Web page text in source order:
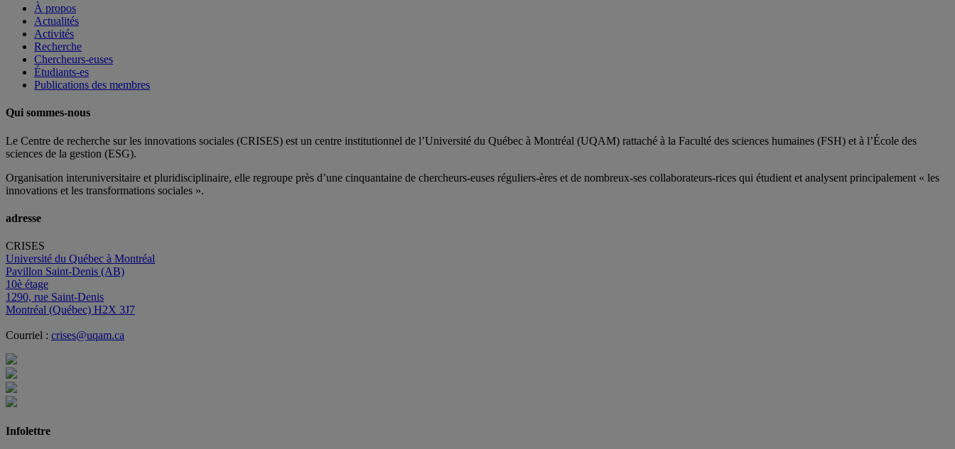
À propos
Actualités
Activités
Recherche
Chercheurs-euses
Étudiants-es
Publications des membres
Qui sommes-nous
Le Centre de recherche sur les innovations sociales (CRISES) est un centre institutionnel de l’Université du Québec à Montréal (UQAM) rattaché à la Faculté des sciences humaines (FSH) et à l’École des
sciences de la gestion (ESG).
Organisation interuniversitaire et pluridisciplinaire, elle regroupe près d’une cinquantaine de chercheurs-euses réguliers-ères et de nombreux-ses collaborateurs-rices qui étudient et analysent principalement « les
innovations et les transformations sociales ».
adresse
CRISES
Université du Québec à Montréal
Pavillon Saint-Denis (AB)
10è étage
1290, rue Saint-Denis
Montréal (Québec) H2X 3J7
Courriel : crises@uqam.ca
Infolettre